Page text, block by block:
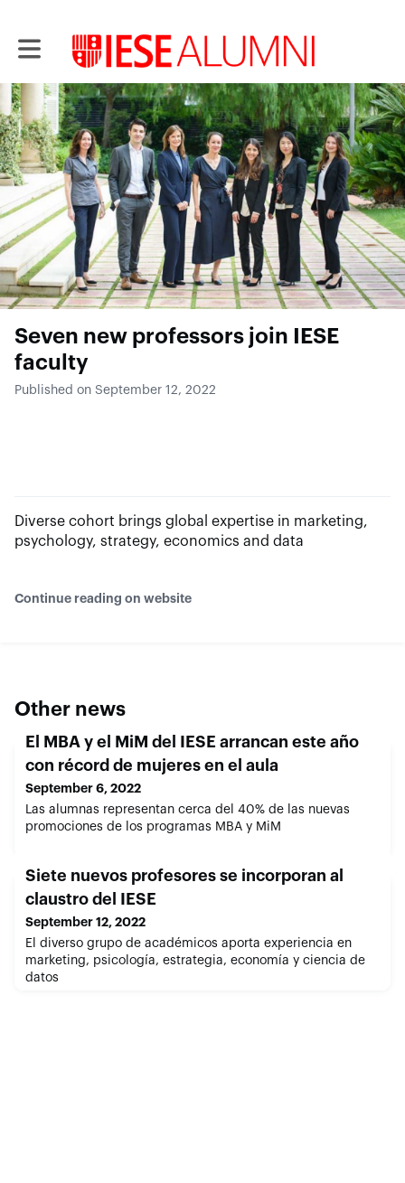
Toggle main navigation
Seven new professors join IESE
faculty
Published on September 12, 2022
Diverse cohort brings global expertise in marketing,
psychology, strategy, economics and data
Continue reading on website
Other news
El MBA y el MiM del IESE arrancan este año
con récord de mujeres en el aula
September 6, 2022
Las alumnas representan cerca del 40% de las nuevas
promociones de los programas MBA y MiM
Siete nuevos profesores se incorporan al
claustro del IESE
September 12, 2022
El diverso grupo de académicos aporta experiencia en
marketing, psicología, estrategia, economía y ciencia de
datos